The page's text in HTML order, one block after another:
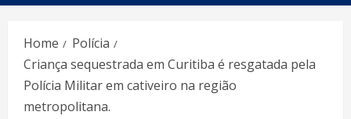
Home
Polícia
Criança sequestrada em Curitiba é resgatada pela
Polícia Militar em cativeiro na região
metropolitana.